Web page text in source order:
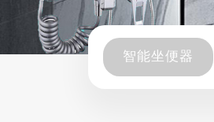
智能坐便器